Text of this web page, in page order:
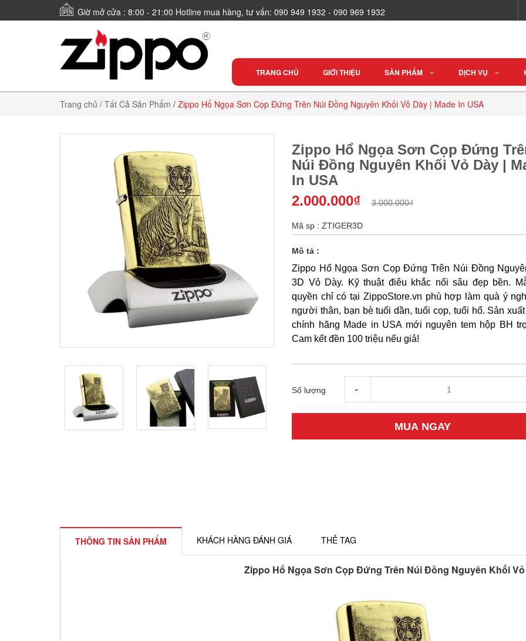
Giờ mở cửa : 8:00 - 21:00 Hotline mua hàng, tư vấn: 090 949 1932 - 090 969 1932
TRANG CHỦ GIỚI THIỆU SẢN PHẨM DỊCH VỤ
Trang chủ / Tất Cả Sản Phẩm / Zippo Hổ Ngọa Sơn Cọp Đứng Trên Núi Đồng Nguyên Khối Vỏ Dày | Made In USA
Zippo Hổ Ngọa Sơn Cọp Đứng
Núi Đồng Nguyên Khối Vỏ Dày |
In USA
2.000.000₫
3.000.000₫
Mã sp : ZTIGER3D
Mô tả :
Zippo Hổ Ngọa Sơn Cọp Đứng Trên Núi Đồng
3D Vỏ Dày. Kỹ thuật điêu khắc nổi sâu đẹp bền.
quyền chỉ có tại ZippoStore.vn phù hợp làm quà ý
người thân, bạn bè tuổi dần, tuổi cọp, tuổi hổ. Sản
chính hãng Made in USA mới nguyên tem hộp BH
Cam kết đền 100 triệu nếu giả!
Số lượng -
MUA NGAY
THÔNG TIN SẢN PHẨM KHÁCH HÀNG ĐÁNH GIÁ THẺ TAG
Zippo Hổ Ngọa Sơn Cọp Đứng Trên Núi Đồng Nguyên Khối